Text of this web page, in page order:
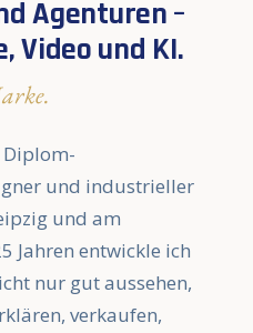
Agenturen –
Video und KI.
Diplom-
und industrieller
und am
Jahren entwickle ich
nur gut aussehen,
verkaufen,